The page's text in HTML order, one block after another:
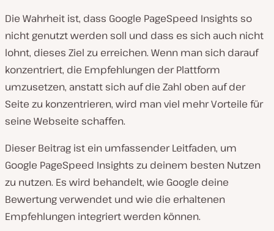
Die Wahrheit ist, dass Google PageSpeed Insights so
nicht genutzt werden soll und dass es sich auch nicht
lohnt, dieses Ziel zu erreichen. Wenn man sich darauf
konzentriert, die Empfehlungen der Plattform
umzusetzen, anstatt sich auf die Zahl oben auf der
Seite zu konzentrieren, wird man viel mehr Vorteile für
seine Webseite schaffen.
Dieser Beitrag ist ein umfassender Leitfaden, um
Google PageSpeed Insights zu deinem besten Nutzen
zu nutzen. Es wird behandelt, wie Google deine
Bewertung verwendet und wie die erhaltenen
Empfehlungen integriert werden können.